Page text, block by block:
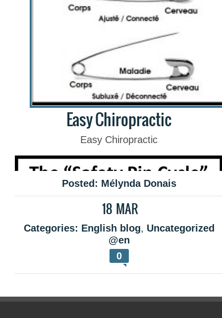
Easy Chiropractic
Easy Chiropractic
Posted: Mélynda Donais
18 MAR
Categories: English blog, Uncategorized
@en
0